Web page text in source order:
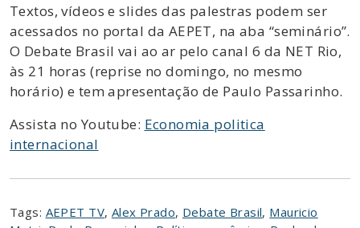
Textos, vídeos e slides das palestras podem ser
acessados no portal da AEPET, na aba “seminário”.
O Debate Brasil vai ao ar pelo canal 6 da NET Rio,
às 21 horas (reprise no domingo, no mesmo
horário) e tem apresentação de Paulo Passarinho.
Assista no Youtube: Economia politica
internacional
Tags: AEPET TV, Alex Prado, Debate Brasil, Mauricio